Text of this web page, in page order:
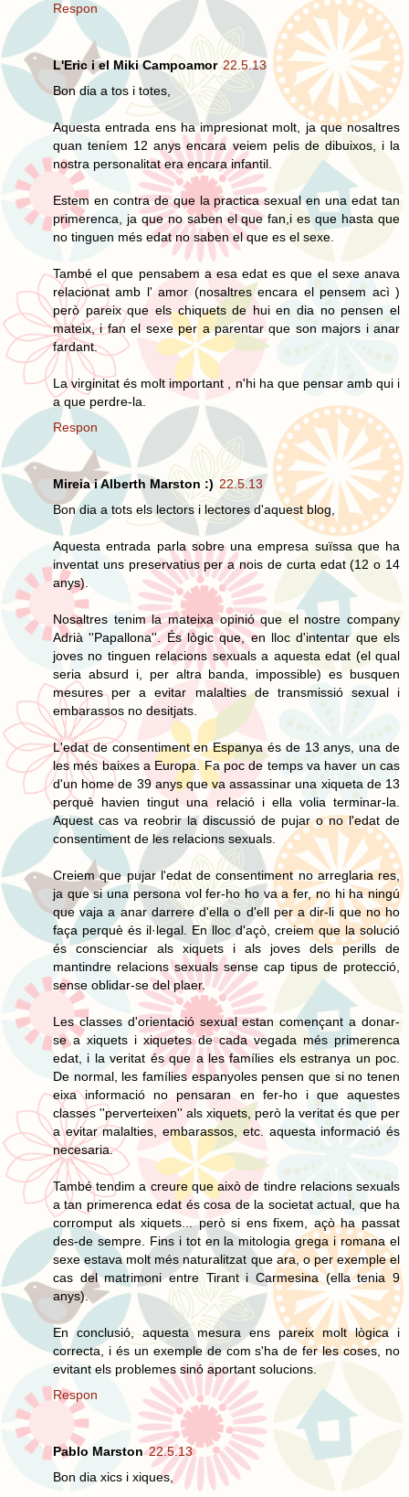
Respon
L'Eric i el Miki Campoamor 22.5.13
Bon dia a tos i totes,
Aquesta entrada ens ha impresionat molt, ja que nosaltres
quan teníem 12 anys encara veiem pelis de dibuixos, i la
nostra personalitat era encara infantil.
Estem en contra de que la practica sexual en una edat tan
primerenca, ja que no saben el que fan,i es que hasta que
no tinguen més edat no saben el que es el sexe.
També el que pensabem a esa edat es que el sexe anava
relacionat amb l' amor (nosaltres encara el pensem acì )
però pareix que els chiquets de hui en dia no pensen el
mateix, i fan el sexe per a parentar que son majors i anar
fardant.
La virginitat és molt important , n'hi ha que pensar amb qui i
a que perdre-la.
Respon
Mireia i Alberth Marston :) 22.5.13
Bon dia a tots els lectors i lectores d'aquest blog,
Aquesta entrada parla sobre una empresa suïssa que ha
inventat uns preservatius per a nois de curta edat (12 o 14
anys).
Nosaltres tenim la mateixa opinió que el nostre company
Adrià ''Papallona''. És lògic que, en lloc d'intentar que els
joves no tinguen relacions sexuals a aquesta edat (el qual
seria absurd i, per altra banda, impossible) es busquen
mesures per a evitar malalties de transmissió sexual i
embarassos no desitjats.
L'edat de consentiment en Espanya és de 13 anys, una de
les més baixes a Europa. Fa poc de temps va haver un cas
d'un home de 39 anys que va assassinar una xiqueta de 13
perquè havien tingut una relació i ella volia terminar-la.
Aquest cas va reobrir la discussió de pujar o no l'edat de
consentiment de les relacions sexuals.
Creiem que pujar l'edat de consentiment no arreglaria res,
ja que si una persona vol fer-ho ho va a fer, no hi ha ningú
que vaja a anar darrere d'ella o d'ell per a dir-li que no ho
faça perquè és il·legal. En lloc d'açò, creiem que la solució
és conscienciar als xiquets i als joves dels perills de
mantindre relacions sexuals sense cap tipus de protecció,
sense oblidar-se del plaer.
Les classes d'orientació sexual estan començant a donar-
se a xiquets i xiquetes de cada vegada més primerenca
edat, i la veritat és que a les famílies els estranya un poc.
De normal, les famílies espanyoles pensen que si no tenen
eixa informació no pensaran en fer-ho i que aquestes
classes ''perverteixen'' als xiquets, però la veritat és que per
a evitar malalties, embarassos, etc. aquesta informació és
necesaria.
També tendim a creure que això de tindre relacions sexuals
a tan primerenca edat és cosa de la societat actual, que ha
corromput als xiquets... però si ens fixem, açò ha passat
des-de sempre. Fins i tot en la mitologia grega i romana el
sexe estava molt més naturalitzat que ara, o per exemple el
cas del matrimoni entre Tirant i Carmesina (ella tenia 9
anys).
En conclusió, aquesta mesura ens pareix molt lògica i
correcta, i és un exemple de com s'ha de fer les coses, no
evitant els problemes sinó aportant solucions.
Respon
Pablo Marston 22.5.13
Bon dia xics i xiques,